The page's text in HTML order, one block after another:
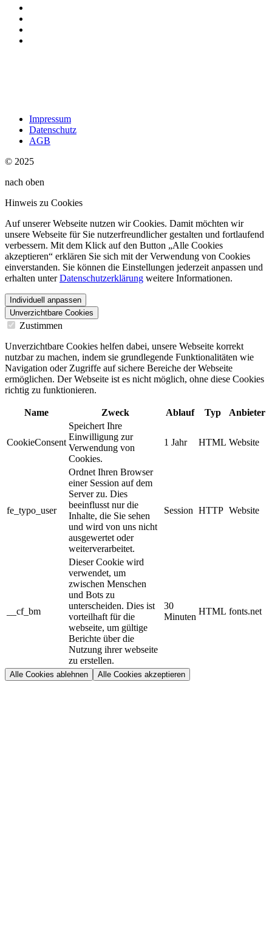
Impressum
Datenschutz
AGB
© 2025
nach oben
Hinweis zu Cookies
Auf unserer Webseite nutzen wir Cookies. Damit möchten wir
unsere Webseite für Sie nutzerfreundlicher gestalten und fortlaufend
verbessern. Mit dem Klick auf den Button „Alle Cookies
akzeptieren“ erklären Sie sich mit der Verwendung von Cookies
einverstanden. Sie können die Einstellungen jederzeit anpassen und
erhalten unterDatenschutzerklärung weitere Informationen.
Individuell anpassen
Unverzichtbare Cookies
Zustimmen
Unverzichtbare Cookies helfen dabei, unsere Webseite korrekt
nutzbar zu machen, indem sie grundlegende Funktionalitäten wie
Navigation oder Zugriffe auf sichere Bereiche der Webseite
ermöglichen. Der Webseite ist es nicht möglich, ohne diese Cookies
richtig zu funktionieren.
Name Zweck Ablauf Typ Anbieter
CookieConsent
Speichert Ihre
Einwilligung zur
Verwendung von
Cookies.
1 Jahr HTML Website
fe_typo_user
Ordnet Ihren Browser
einer Session auf dem
Server zu. Dies
beeinflusst nur die
Inhalte, die Sie sehen
und wird von uns nicht
ausgewertet oder
weiterverarbeitet.
Session HTTP Website
__cf_bm
Dieser Cookie wird
verwendet, um
zwischen Menschen
und Bots zu
unterscheiden. Dies ist
vorteilhaft für die
webseite, um gültige
Berichte über die
Nutzung ihrer webseite
zu erstellen.
30
Minuten
HTML fonts.net
Alle Cookies ablehnen Alle Cookies akzeptieren